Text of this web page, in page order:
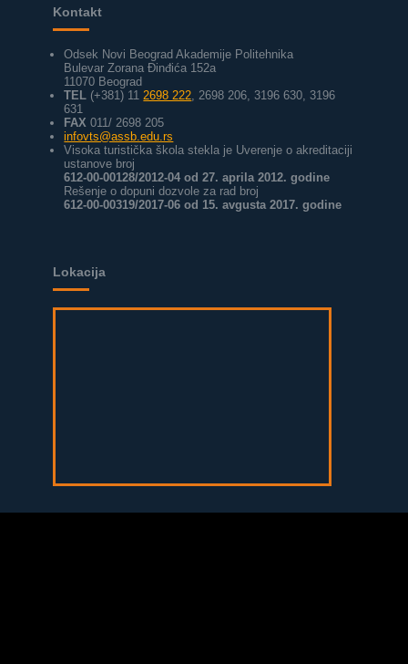
Kontakt
Odsek Novi Beograd Akademije Politehnika
Bulevar Zorana Đinđića 152a
11070 Beograd
TEL (+381) 112698 222, 2698 206, 3196 630, 3196
631
FAX 011/ 2698 205
infovts@assb.edu.rs
Visoka turistička škola stekla je Uverenje o akreditaciji
ustanove broj
612-00-00128/2012-04 od 27. aprila 2012. godine
Rešenje o dopuni dozvole za rad broj
612-00-00319/2017-06 od 15. avgusta 2017. godine
Lokacija